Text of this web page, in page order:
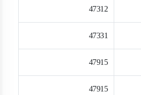
47312
47331
47915
47915